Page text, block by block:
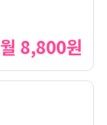
월 8,800원